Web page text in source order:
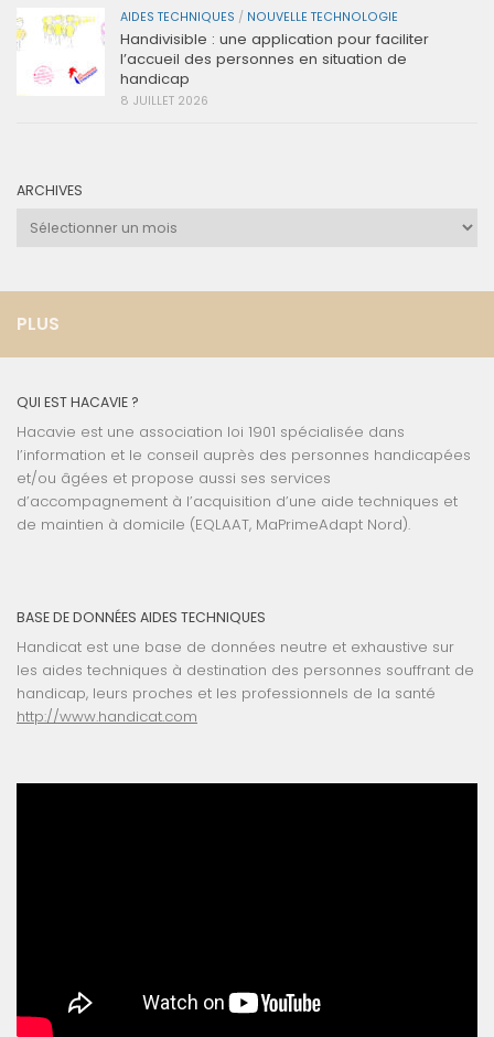
AIDES TECHNIQUES / NOUVELLE TECHNOLOGIE
Handivisible : une application pour faciliter
l’accueil des personnes en situation de
handicap
8 JUILLET 2026
ARCHIVES
Archives
PLUS
QUI EST HACAVIE ?
Hacavie est une association loi 1901 spécialisée dans
l’information et le conseil auprès des personnes handicapées
et/ou âgées et propose aussi ses services
d’accompagnement à l’acquisition d’une aide techniques et
de maintien à domicile (EQLAAT, MaPrimeAdapt Nord).
BASE DE DONNÉES AIDES TECHNIQUES
Handicat est une base de données neutre et exhaustive sur
les aides techniques à destination des personnes souffrant de
handicap, leurs proches et les professionnels de la santé
http://www.handicat.com